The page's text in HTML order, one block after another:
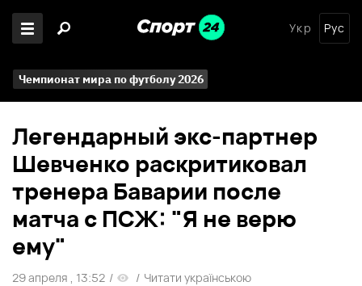
Укр Рус
Чемпионат мира по футболу 2026
Легендарный экс-партнер
Шевченко раскритиковал
тренера Баварии после
матча с ПСЖ: "Я не верю
ему"
29 апреля , 13:52 / / Читати українською